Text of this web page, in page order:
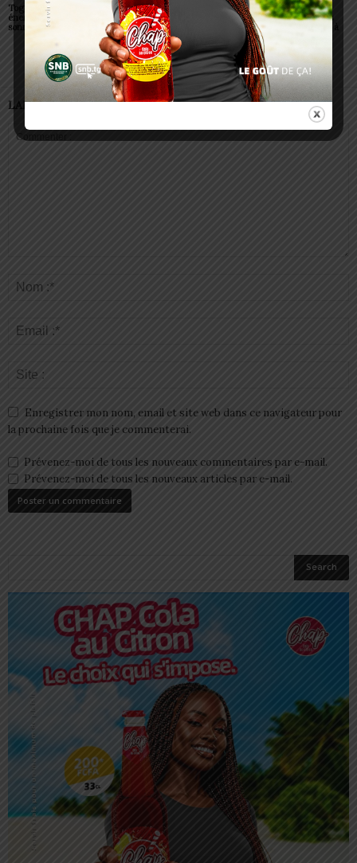
Togo/ Boissons
énergisantes: l’État tire la
sonnette d’alarme
Togo/ Rentrée scolaire
2026-2027: consultez la
liste officielle des écoles
autorisées
ESSAL 2026 : les
admissibles convoqués
pour la visite médicale à
Lomé
LAISSER UN COMMENTAIRE
Enregistrer mon nom, email et site web dans ce navigateur pour
la prochaine fois que je commenterai.
Prévenez-moi de tous les nouveaux commentaires par e-mail.
Prévenez-moi de tous les nouveaux articles par e-mail.